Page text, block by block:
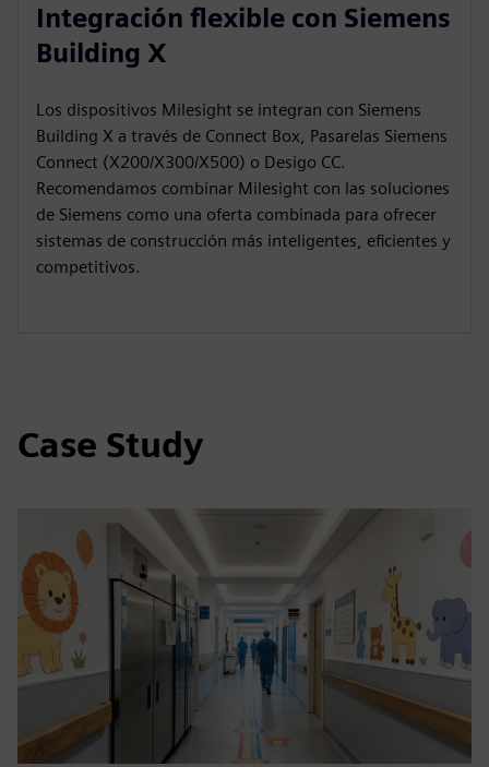
Integración flexible con Siemens
Building X
Los dispositivos Milesight se integran con Siemens
Building X a través de Connect Box, Pasarelas Siemens
Connect (X200/X300/X500) o Desigo CC.
Recomendamos combinar Milesight con las soluciones
de Siemens como una oferta combinada para ofrecer
sistemas de construcción más inteligentes, eficientes y
competitivos.
Case Study